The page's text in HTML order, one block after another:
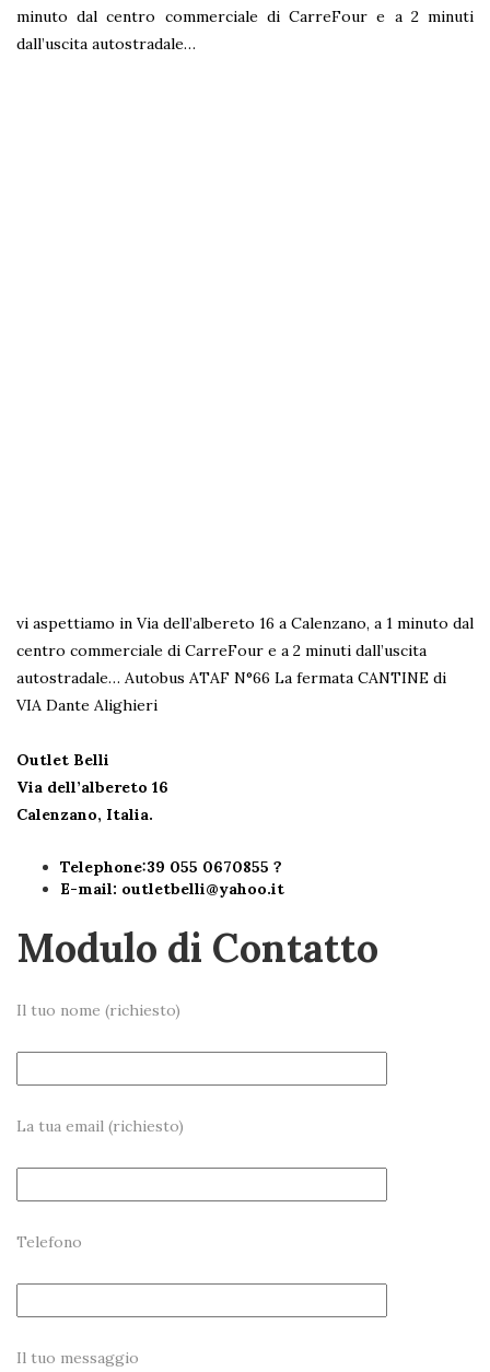
minuto dal centro commerciale di CarreFour e a 2 minuti
dall’uscita autostradale…
vi aspettiamo in Via dell’albereto 16 a Calenzano, a 1 minuto dal
centro commerciale di CarreFour e a 2 minuti dall’uscita
autostradale… Autobus ATAF N°66 La fermata CANTINE di
VIA Dante Alighieri
Outlet Belli
Via dell’albereto 16
Calenzano, Italia.
Telephone:39 055 0670855 ?
E-mail: outletbelli@yahoo.it
Modulo di Contatto
Il tuo nome (richiesto)
La tua email (richiesto)
Telefono
Il tuo messaggio